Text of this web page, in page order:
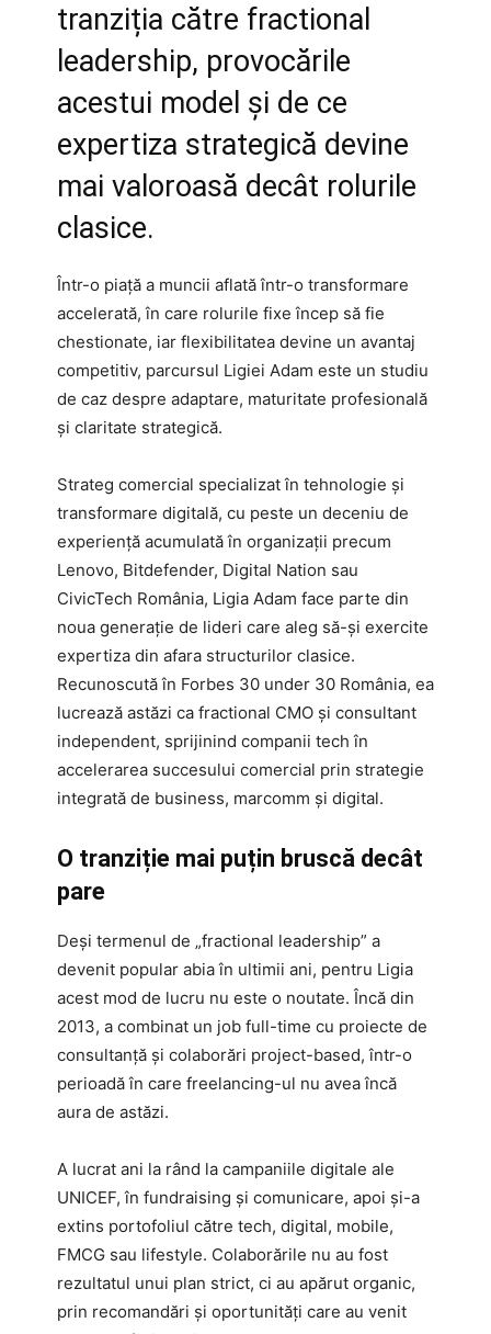
tranziția către fractional
leadership, provocările
acestui model și de ce
expertiza strategică devine
mai valoroasă decât rolurile
clasice.
Într-o piață a muncii aflată într-o transformare
accelerată, în care rolurile fixe încep să fie
chestionate, iar flexibilitatea devine un avantaj
competitiv, parcursul Ligiei Adam este un studiu
de caz despre adaptare, maturitate profesională
și claritate strategică.
Strateg comercial specializat în tehnologie și
transformare digitală, cu peste un deceniu de
experiență acumulată în organizații precum
Lenovo, Bitdefender, Digital Nation sau
CivicTech România, Ligia Adam face parte din
noua generație de lideri care aleg să-și exercite
expertiza din afara structurilor clasice.
Recunoscută în Forbes 30 under 30 România, ea
lucrează astăzi ca fractional CMO și consultant
independent, sprijinind companii tech în
accelerarea succesului comercial prin strategie
integrată de business, marcomm și digital.
O tranziție mai puțin bruscă decât
pare
Deși termenul de „fractional leadership” a
devenit popular abia în ultimii ani, pentru Ligia
acest mod de lucru nu este o noutate. Încă din
2013, a combinat un job full-time cu proiecte de
consultanță și colaborări project-based, într-o
perioadă în care freelancing-ul nu avea încă
aura de astăzi.
A lucrat ani la rând la campaniile digitale ale
UNICEF, în fundraising și comunicare, apoi și-a
extins portofoliul către tech, digital, mobile,
FMCG sau lifestyle. Colaborările nu au fost
rezultatul unui plan strict, ci au apărut organic,
prin recomandări și oportunități care au venit